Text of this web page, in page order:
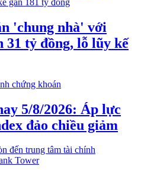
'chung nhà' với
tỷ đồng, lỗ lũy kế
5/8/2026: Áp lực
đảo chiều giảm